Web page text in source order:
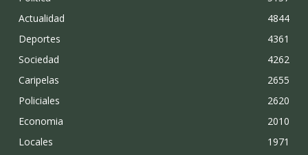
Actualidad
4844
Deportes
4361
Sociedad
4262
Caripelas
2655
Policiales
2620
Economia
2010
Locales
1971